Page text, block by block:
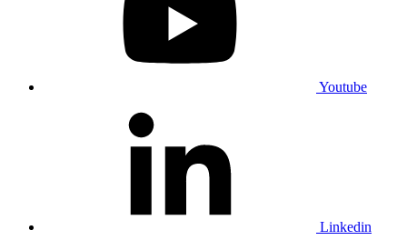
Youtube
Linkedin